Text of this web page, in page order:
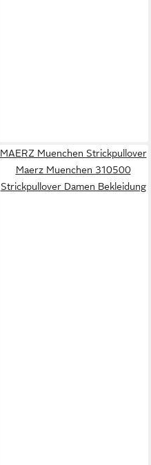
MAERZ Muenchen Strickpullover
Maerz Muenchen 310500
Strickpullover Damen Bekleidung